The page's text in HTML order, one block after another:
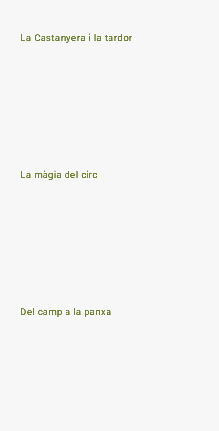
La Castanyera i la tardor
La màgia del circ
Del camp a la panxa